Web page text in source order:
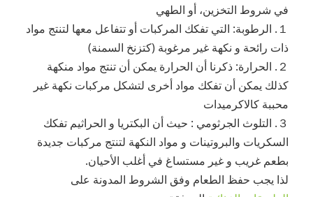
في شروط التخزين، أو الطهي
１. الرطوبة: التي تفكك المركبات أو تتفاعل معها لتنتج مواد
ذات رائحة و نكهة غير مرغوبة (كتزنخ السمنة)
２. الحرارة: ذكرنا أن الحرارة يمكن أن تنتج مواد منكهة
كذلك يمكن أن تفكك مواد أخرى لتشكل مركبات نكهة غير
محببة كالاكرميدات
３. التلوث الجرثومي : حيث أن البكتريا و الحراثيم تفكك
السكريات والبروتينات و مواد النكهة لتنتج مركبات جديدة
بطعم غريب و غير مستساغ في أغلب الأحيان.
لذا يجب حفظ الطعام وفق الشروط المدونة على